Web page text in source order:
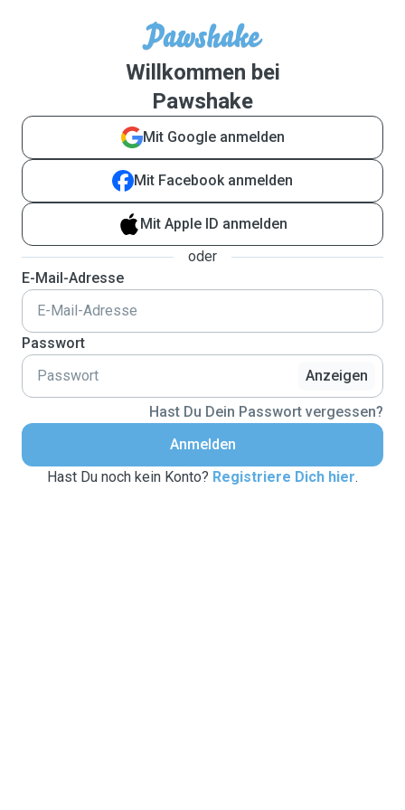
Willkommen bei
Pawshake
Mit Google anmelden
Mit Facebook anmelden
Mit Apple ID anmelden
oder
E-Mail-Adresse
Passwort
Anzeigen
Hast Du Dein Passwort vergessen?
Anmelden
Hast Du noch kein Konto? Registriere Dich hier.